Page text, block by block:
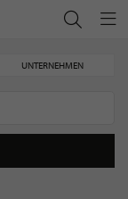
UNTERNEHMEN